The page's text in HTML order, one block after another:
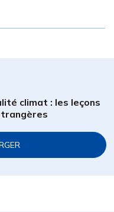
climat : les leçons